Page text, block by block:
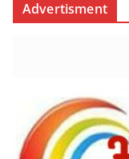
Advertisment